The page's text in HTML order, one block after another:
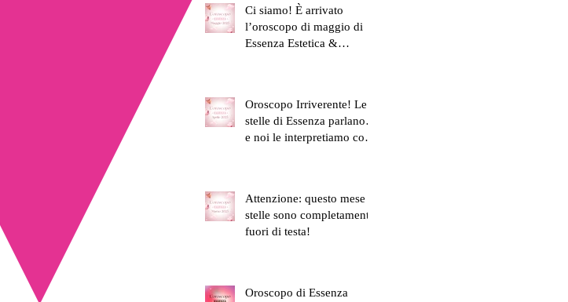
Ci siamo! È arrivato
l’oroscopo di maggio di
Essenza Estetica &
Oroscopo Irriverente! Le
stelle di Essenza parlano…
e noi le interpretiamo con
Attenzione: questo mese le
stelle sono completamente
fuori di testa!
Oroscopo di Essenza